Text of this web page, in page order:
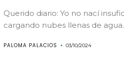
Querido diario: Yo no nací
cargando nubes llenas de agua.
PALOMA PALACIOS 03/10/2024